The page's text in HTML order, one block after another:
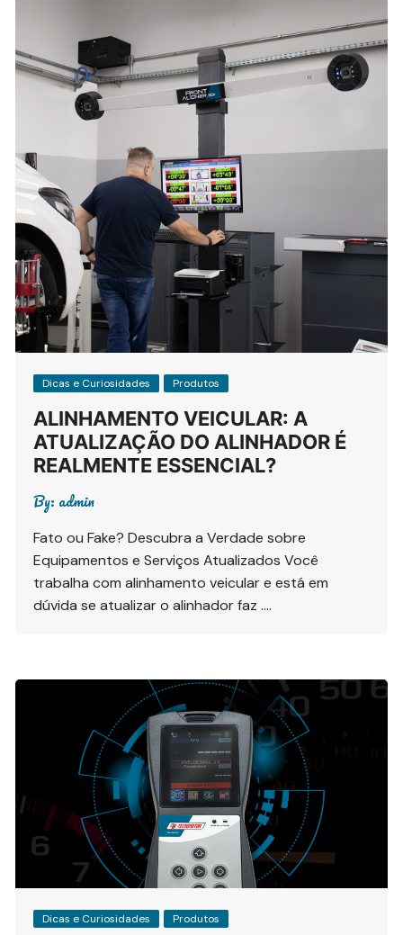
Dicas e Curiosidades Produtos
ALINHAMENTO VEICULAR: A
ATUALIZAÇÃO DO ALINHADOR É
REALMENTE ESSENCIAL?
By: admin
Fato ou Fake? Descubra a Verdade sobre
Equipamentos e Serviços Atualizados Você
trabalha com alinhamento veicular e está em
dúvida se atualizar o alinhador faz ….
Dicas e Curiosidades Produtos